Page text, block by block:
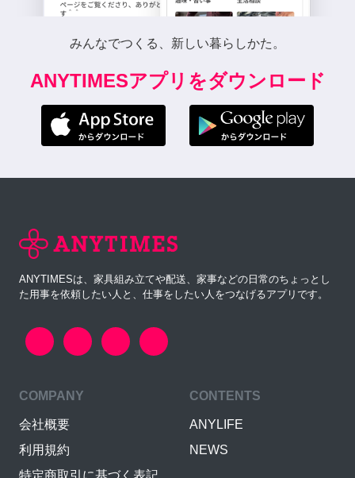
みんなでつくる、新しい暮らしかた。
ANYTIMESアプリをダウンロード
ANYTIMESは、家具組み立てや配送、家事などの日常のちょっとし
た用事を依頼したい人と、仕事をしたい人をつなげるアプリです。
COMPANY
会社概要
利用規約
CONTENTS
ANYLIFE
NEWS